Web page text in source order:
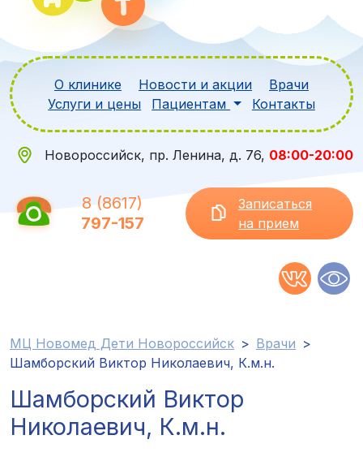
О клинике Новости и акции
Врачи
Услуги и цены
Пациентам Контакты
Новороссийск, пр. Ленина, д. 76, 08:00-20:00
8 (8617)
797-157
Записаться
на прием
МЦ Новомед Дети Новороссийск > Врачи >
Шамборский Виктор Николаевич, К.м.н.
Шамборский Виктор
Николаевич, К.м.н.